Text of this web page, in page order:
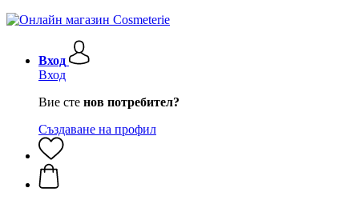
Вход
Вход
Вие сте нов потребител?
Създаване на профил